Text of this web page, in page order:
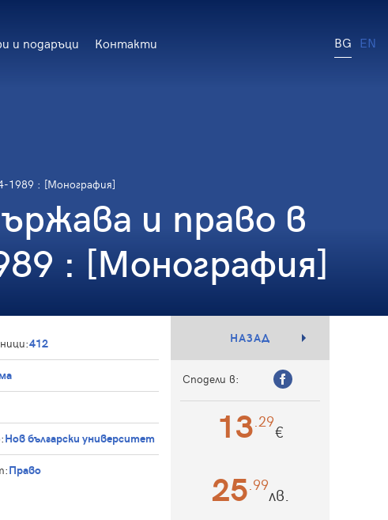
и подаръци Контакти BG EN
1989 : [Монография]
и право в
: [Монография]
412
Нов български университет
Право
НАЗАД
Сподели в:
13 .29€
25 .99лв.